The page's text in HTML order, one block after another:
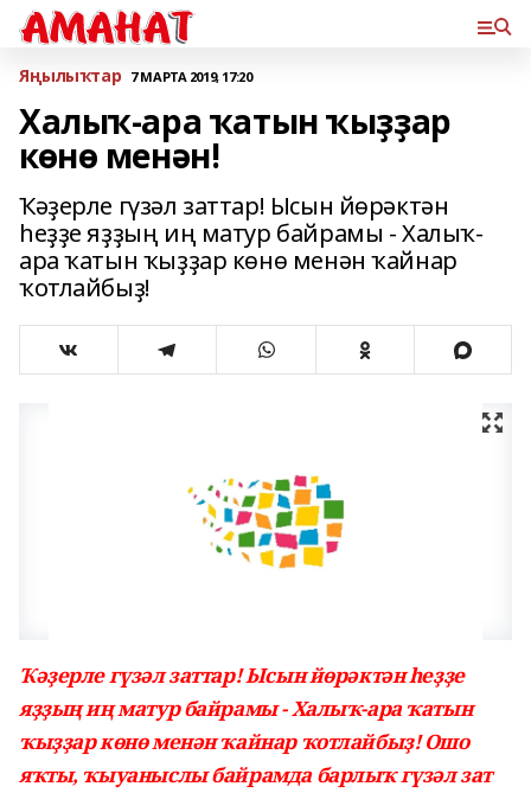
Яңылыҡтар 7 МАРТА 2019, 17:20
Халыҡ-ара ҡатын ҡыҙҙар
көнө менән!
Ҡәҙерле гүзәл заттар! Ысын йөрәктән
һеҙҙе яҙҙың иң матур байрамы - Халыҡ-
ара ҡатын ҡыҙҙар көнө менән ҡайнар
ҡотлайбыҙ!
Ҡәҙерле гүзәл заттар! Ысын йөрәктән һеҙҙе
яҙҙың иң матур байрамы - Халыҡ-ара ҡатын
ҡыҙҙар көнө менән ҡайнар ҡотлайбыҙ! Ошо
яҡты, ҡыуаныслы байрамда барлыҡ гүзәл зат